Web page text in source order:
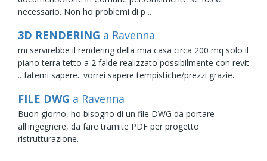
necessario. Non ho problemi di p ..
3D RENDERING a Ravenna
mi servirebbe il rendering della mia casa circa 200 mq solo il
piano terra tetto a 2 falde realizzato possibilmente con revit
.. fatemi sapere.. vorrei sapere tempistiche/prezzi grazie.
FILE DWG a Ravenna
Buon giorno, ho bisogno di un file DWG da portare
all'ingegnere, da fare tramite PDF per progetto
ristrutturazione.